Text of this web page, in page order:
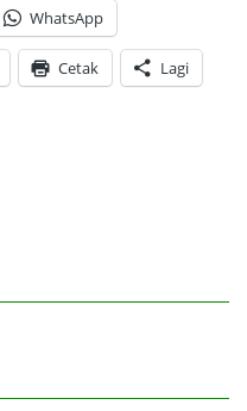
WhatsApp
Cetak Lagi